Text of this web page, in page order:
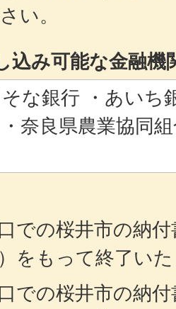
い。
込み可能な金融機
な銀行 ・あいち
奈良県農業協同
での桜井市の納
をもって終了い
での桜井市の納